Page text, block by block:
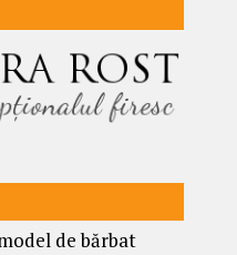
de bărbat